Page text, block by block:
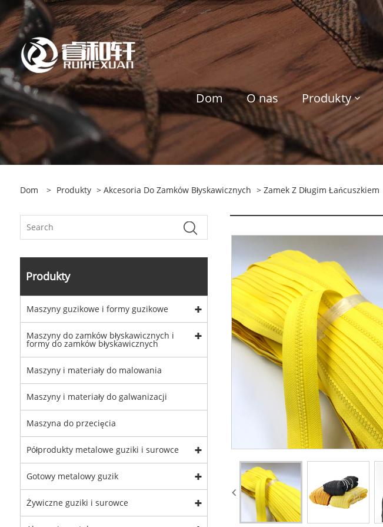
Dom O nas Produkty
Dom > Produkty > Akcesoria Do Zamków Błyskawicznych > Zamek Z Długim Łańcuszkiem
Produkty
Maszyny guzikowe i formy guzikowe
Maszyny do zamków błyskawicznych i
formy do zamków błyskawicznych
Maszyny i materiały do ​​malowania
Maszyny i materiały do ​​galwanizacji
Maszyna do przecięcia
Półprodukty metalowe guziki i surowce
Gotowy metalowy guzik
Żywiczne guziki i surowce